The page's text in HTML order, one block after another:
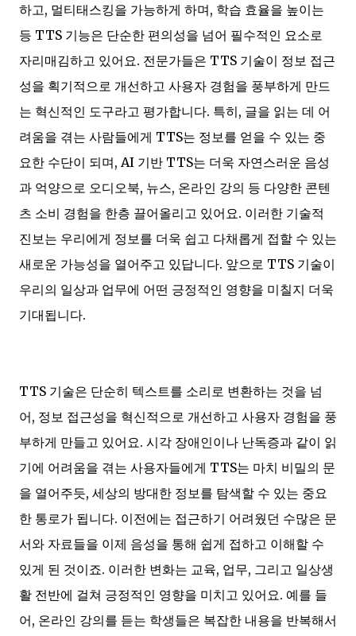
하고, 멀티태스킹을 가능하게 하며, 학습 효율을 높이는
등 TTS 기능은 단순한 편의성을 넘어 필수적인 요소로
자리매김하고 있어요. 전문가들은 TTS 기술이 정보 접근
성을 획기적으로 개선하고 사용자 경험을 풍부하게 만드
는 혁신적인 도구라고 평가합니다. 특히, 글을 읽는 데 어
려움을 겪는 사람들에게 TTS는 정보를 얻을 수 있는 중
요한 수단이 되며, AI 기반 TTS는 더욱 자연스러운 음성
과 억양으로 오디오북, 뉴스, 온라인 강의 등 다양한 콘텐
츠 소비 경험을 한층 끌어올리고 있어요. 이러한 기술적
진보는 우리에게 정보를 더욱 쉽고 다채롭게 접할 수 있는
새로운 가능성을 열어주고 있답니다. 앞으로 TTS 기술이
우리의 일상과 업무에 어떤 긍정적인 영향을 미칠지 더욱
기대됩니다.
TTS 기술은 단순히 텍스트를 소리로 변환하는 것을 넘
어, 정보 접근성을 혁신적으로 개선하고 사용자 경험을 풍
부하게 만들고 있어요. 시각 장애인이나 난독증과 같이 읽
기에 어려움을 겪는 사용자들에게 TTS는 마치 비밀의 문
을 열어주듯, 세상의 방대한 정보를 탐색할 수 있는 중요
한 통로가 됩니다. 이전에는 접근하기 어려웠던 수많은 문
서와 자료들을 이제 음성을 통해 쉽게 접하고 이해할 수
있게 된 것이죠. 이러한 변화는 교육, 업무, 그리고 일상생
활 전반에 걸쳐 긍정적인 영향을 미치고 있어요. 예를 들
어, 온라인 강의를 듣는 학생들은 복잡한 내용을 반복해서